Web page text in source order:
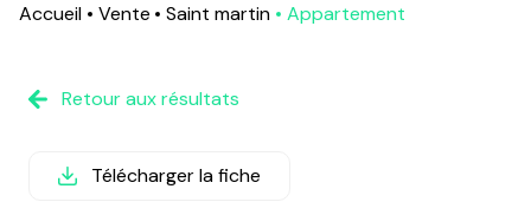
SAINT
FRIENDLY
Accueil Vente Saint martin Appartement
Retour aux résultats
Télécharger la fiche